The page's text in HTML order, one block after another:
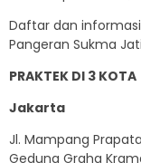
Daftar dan
Pangeran Sukma
PRAKTEK DI 3 KOTA
Jakarta
Jl. Mampang
Gedung Graha